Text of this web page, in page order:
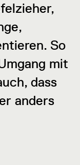
So
mit
dass
anders